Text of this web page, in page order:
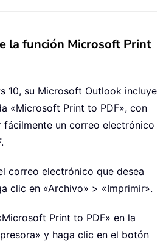
la función Microsoft Print
10, su Microsoft Outlook incluye
«Microsoft Print to PDF», con
fácilmente un correo electrónico
correo electrónico que desea
clic en «Archivo» > «Imprimir».
Print to PDF» en la
y haga clic en el botón